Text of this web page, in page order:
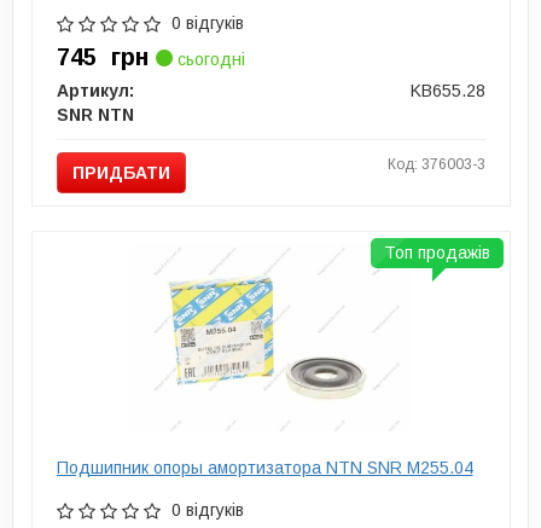
0 відгуків
745 грн
сьогодні
Артикул:
KB655.28
SNR NTN
ПРИДБАТИ Код: 376003-3
Подшипник опоры амортизатора NTN SNR M255.04
0 відгуків
Топ продажів